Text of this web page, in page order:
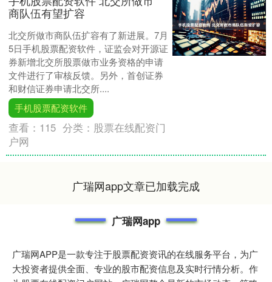
商队伍有望扩容
北交所做市商队伍扩容有了新进展。7月
5日手机股票配资软件，证监会对开源证
券新增北交所股票做市业务资格的申请
文件进行了审核反馈。另外，首创证券
和财信证券申请北交所....
手机股票配资软件
查看： 115 分类： 股票在线配资门
户网
广瑞网app文章已加载完成
广瑞网app
广瑞网APP是一款专注于股票配资资讯的在线服务平台，为广
大投资者提供全面、专业的股市配资信息及实时行情分析。作